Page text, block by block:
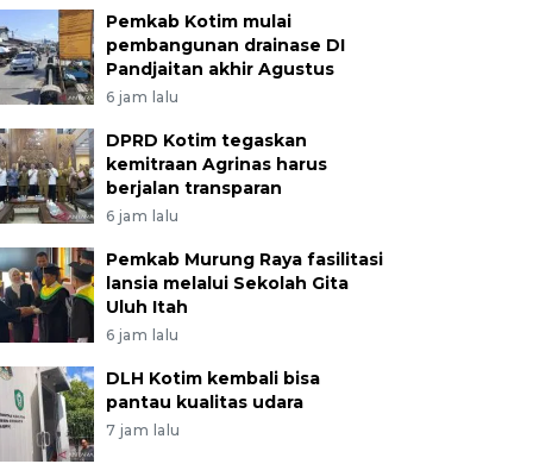
Pemkab Kotim mulai
pembangunan drainase DI
Pandjaitan akhir Agustus
6 jam lalu
DPRD Kotim tegaskan
kemitraan Agrinas harus
berjalan transparan
6 jam lalu
Pemkab Murung Raya fasilitasi
lansia melalui Sekolah Gita
Uluh Itah
6 jam lalu
DLH Kotim kembali bisa
pantau kualitas udara
7 jam lalu